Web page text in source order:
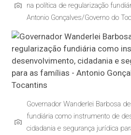
na política de regularização
Antonio Gonçalves/Governo do
Governador Wanderlei Barbosa
fundiária como instrumento de
cidadania e segurança jurídica